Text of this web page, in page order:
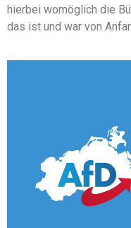
hierbei womöglich die
das ist und war von